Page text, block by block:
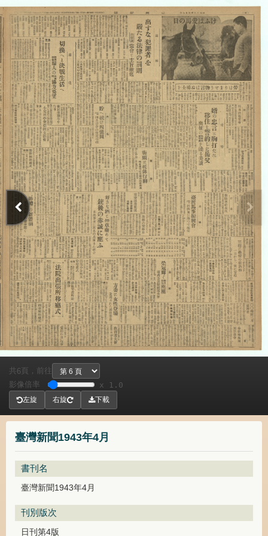
臺灣新聞1943年4月
書刊名
臺灣新聞1943年4月
刊別版次
日刊第4版
共 6頁， 前往
影像倍率
x 1.0
左旋 右旋 下載